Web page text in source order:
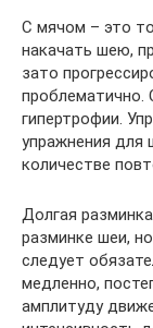
С мячом – это
накачать шею,
зато
проблематично.
гипертрофии.
упражнения для
количестве
Долгая
разминке шеи,
следует
медленно,
амплитуду